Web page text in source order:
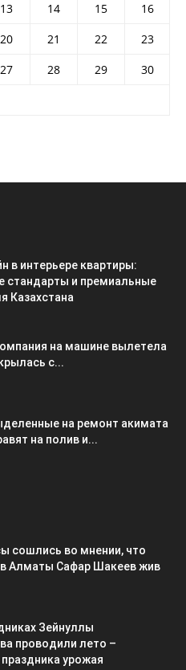
13 14 15
16
20 21 22
23
27 28 29
30
в интерьере квартиры:
стандарты и премиальные
Казахстана
на машине вылетела
с...
на ремонт акимата
на полив и...
сошлись во мнении, что
Алматы Сафар Шакеев жив
Зейнуллы
проводили лето –
урожая